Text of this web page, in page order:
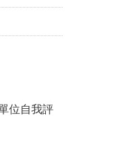
位自我評